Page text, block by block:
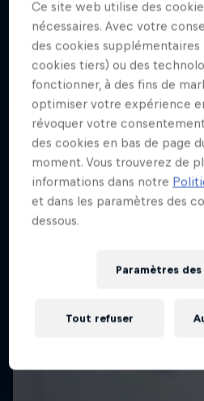
J'EN VEUX ENCORE
Ce site web utilise des
nécessaires. Avec votre
des cookies supplémentaires
cookies tiers) ou des
fonctionner, à des fins de
optimiser votre expérience
révoquer votre
des cookies en bas de page
moment. Vous trouverez de
informations dans notre
et dans les paramètres des
dessous.
Paramètres
Tout refuser